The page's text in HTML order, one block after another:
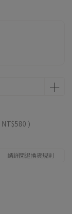
NT$580 )
請詳閱退換貨規則